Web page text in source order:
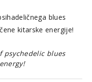
blues
kitarske energije!
psychedelic blues